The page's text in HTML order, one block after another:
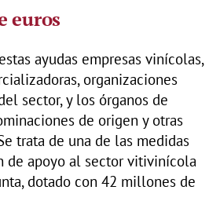
euros
ayudas empresas vinícolas,
organizaciones
sector, y los órganos de
de origen y otras
trata de una de las medidas
de apoyo al sector vitivinícola
dotado con 42 millones de